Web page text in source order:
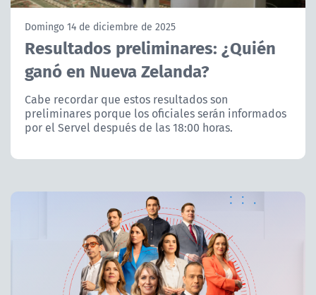
ACTUALIDAD Y TENDENCIAS
CORPORATIVO Y TRANSPARENCIA
CANAL DE DENUNCIAS
ÁREA DE PROYECTOS
Domingo 14 de diciembre de 2025
Resultados preliminares: ¿Quién
ganó en Nueva Zelanda?
Cabe recordar que estos resultados son
preliminares porque los oficiales serán informados
por el Servel después de las 18:00 horas.